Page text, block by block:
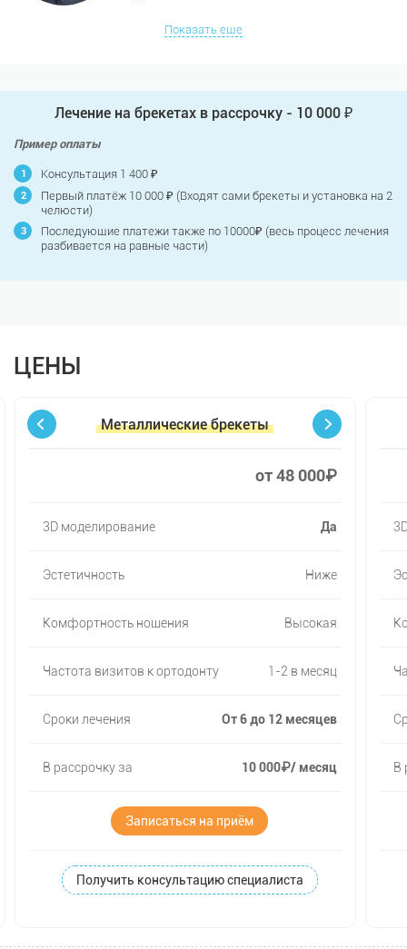
Показать еще
Лечение на брекетах в рассрочку - 10 000 ₽
Пример оплаты
Консультация 1 400 ₽
Первый платёж 10 000 ₽ (Входят сами брекеты и установка на 2
челюсти)
Последующие платежи также по 10000₽ (весь процесс лечения
разбивается на равные части)
ЦЕНЫ
Металлические брекеты
от 48 000₽
3D моделирование Да
Эстетичность Ниже
Комфортность ношения Высокая
Частота визитов к ортодонту 1-2 в месяц
Сроки лечения От 6 до 12 месяцев
В рассрочку за 10 000₽/ месяц
Записаться на приём
Получить консультацию специалиста
В